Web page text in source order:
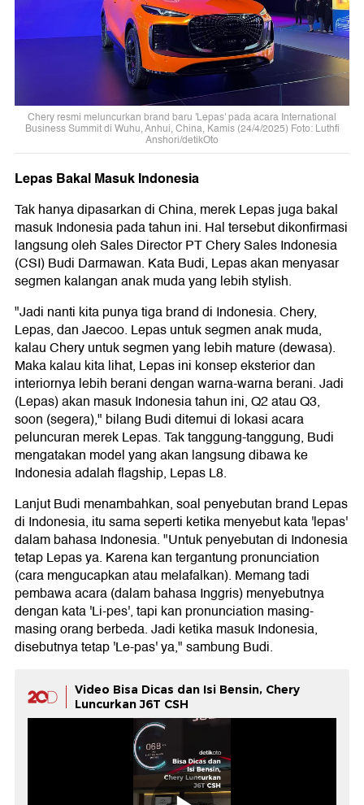
Chery resmi meluncurkan brand baru 'Lepas' pada acara International
Business Summit di Wuhu, Anhui, China, Kamis (24/4/2025) Foto: Luthfi
Anshori/detikOto
Lepas Bakal Masuk Indonesia
Tak hanya dipasarkan di China, merek Lepas juga bakal
masuk Indonesia pada tahun ini. Hal tersebut dikonfirmasi
langsung oleh Sales Director PT Chery Sales Indonesia
(CSI) Budi Darmawan. Kata Budi, Lepas akan menyasar
segmen kalangan anak muda yang lebih stylish.
"Jadi nanti kita punya tiga brand di Indonesia. Chery,
Lepas, dan Jaecoo. Lepas untuk segmen anak muda,
kalau Chery untuk segmen yang lebih mature (dewasa).
Maka kalau kita lihat, Lepas ini konsep eksterior dan
interiornya lebih berani dengan warna-warna berani. Jadi
(Lepas) akan masuk Indonesia tahun ini, Q2 atau Q3,
soon (segera)," bilang Budi ditemui di lokasi acara
peluncuran merek Lepas. Tak tanggung-tanggung, Budi
mengatakan model yang akan langsung dibawa ke
Indonesia adalah flagship, Lepas L8.
Lanjut Budi menambahkan, soal penyebutan brand Lepas
di Indonesia, itu sama seperti ketika menyebut kata 'lepas'
dalam bahasa Indonesia. "Untuk penyebutan di Indonesia
tetap Lepas ya. Karena kan tergantung pronunciation
(cara mengucapkan atau melafalkan). Memang tadi
pembawa acara (dalam bahasa Inggris) menyebutnya
dengan kata 'Li-pes', tapi kan pronunciation masing-
masing orang berbeda. Jadi ketika masuk Indonesia,
disebutnya tetap 'Le-pas' ya," sambung Budi.
Video Bisa Dicas dan Isi Bensin, Chery
Luncurkan J6T CSH